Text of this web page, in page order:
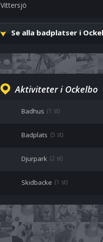
Vittersjö
Se alla badplatser i
Aktiviteter i Ockelbo
Badhus (1 st)
Badplats (5 st)
Djurpark (2 st)
Skidbacke (1 st)